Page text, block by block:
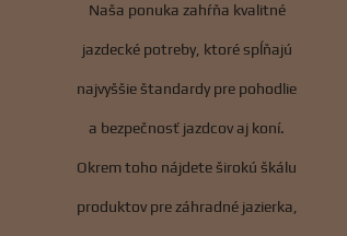
Naša ponuka zahŕňa kvalitné
jazdecké potreby, ktoré spĺňajú
najvyššie štandardy pre pohodlie
a bezpečnosť jazdcov aj koní.
Okrem toho nájdete širokú škálu
produktov pre záhradné jazierka,